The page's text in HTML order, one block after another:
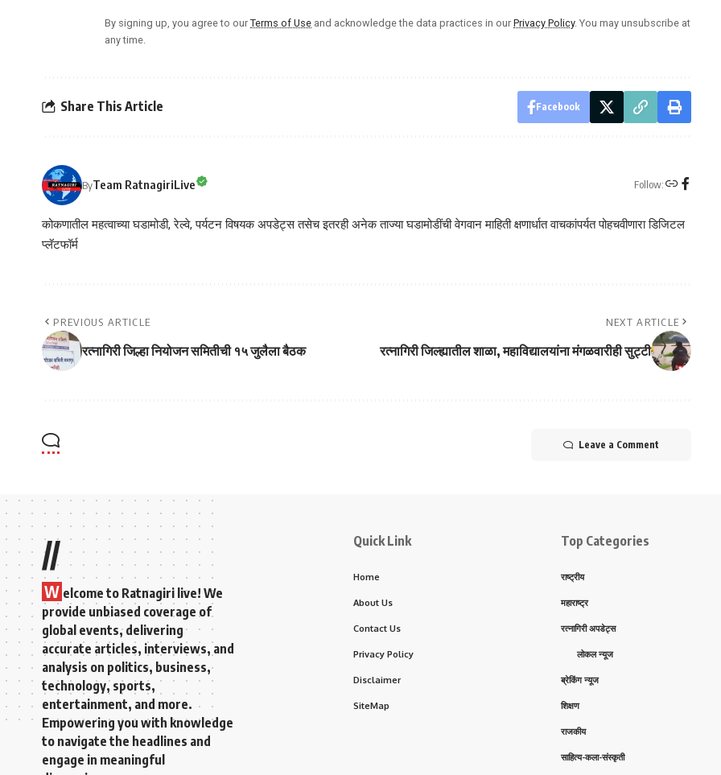
By signing up, you agree to our Terms of Use and acknowledge the data practices in our Privacy Policy. You may unsubscribe at
any time.
Share This Article Facebook
ByTeam RatnagiriLive Follow:
कोकणातील महत्वाच्या घडामोडी, रेल्वे, पर्यटन विषयक अपडेट्स तसेच इतरही अनेक ताज्या घडामोडींची वेगवान माहिती क्षणार्धात वाचकांपर्यत पोहचवीणारा डिजिटल
प्लॅटफॉर्म
PREVIOUS ARTICLE
रत्नागिरी जिल्हा नियोजन समितीची १५ जुलैला बैठक
NEXT ARTICLE
रत्नागिरी जिल्ह्यातील शाळा, महाविद्यालयांना मंगळवारीही सुट्टी
Leave a Comment
//
W elcome to Ratnagiri live! We
provide unbiased coverage of
global events, delivering
accurate articles, interviews, and
analysis on politics, business,
technology, sports,
entertainment, and more.
Empowering you with knowledge
to navigate the headlines and
engage in meaningful
Quick Link
Home
About Us
Contact Us
Privacy Policy
Disclaimer
SiteMap
Top Categories
राष्ट्रीय
महाराष्ट्र
रत्नागिरी अपडेट्स
लोकल न्यूज
ब्रेकिंग न्यूज
शिक्षण
राजकीय
साहित्य-कला-संस्कृती